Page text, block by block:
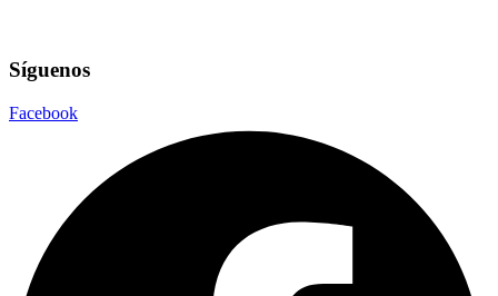
Síguenos
Facebook